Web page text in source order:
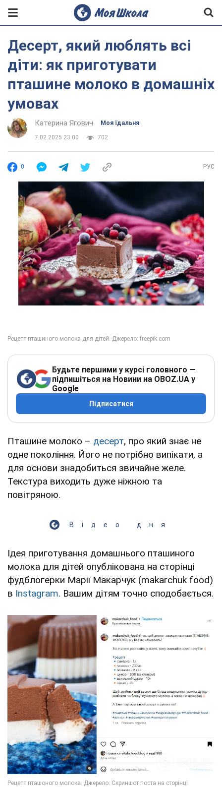
Десерт, який люблять всі
діти: як приготувати
пташине молоко в домашніх
умовах
Катерина Ягович Моя їдальня
7.02.2025 23:00 702
0 РУС
Будьте першими у курсі головного —
підпишіться на Новини на OBOZ.UA у
Google
Підписатися
Пташине молоко – десерт, про який знає не
одне покоління. Його не потрібно випікати, а
для основи знадобиться звичайне желе.
Текстура виходить дуже ніжною та
повітряною.
Відео дня
Ідея приготування домашнього пташиного
молока для дітей опублікована на сторінці
фудблогерки Марії Макарчук (makarchuk food)
в Instagram. Вашим дітям точно сподобається.